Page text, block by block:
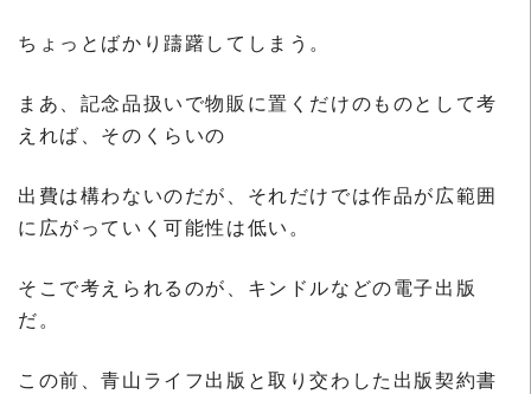
ちょっとばかり躊躇してしまう。
まあ、記念品扱いで物販に置くだけのものとして考
えれば、そのくらいの
出費は構わないのだが、それだけでは作品が広範囲
に広がっていく可能性は低い。
そこで考えられるのが、キンドルなどの電子出版
だ。
この前、青山ライフ出版と取り交わした出版契約書